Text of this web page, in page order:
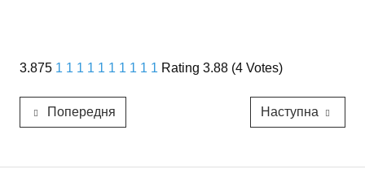
3.875 1 1 1 1 1 1 1 1 1 1 Rating 3.88 (4 Votes)
Попередня Наступна